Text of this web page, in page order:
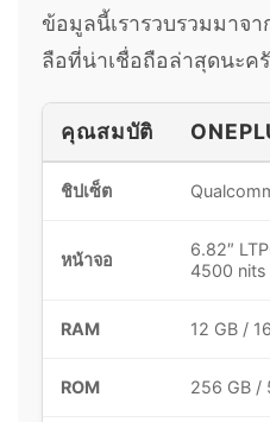
ข้อมูลนี้เรารวบรวมมาจ
ลือที่น่าเชื่อถือล่าสุดนะค
คุณสมบัติ
ชิปเซ็ต
หน้าจอ
6.82″
4500 nits
RAM 12 GB /
ROM 256 GB /